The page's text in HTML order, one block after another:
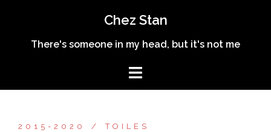
contenu
Chez Stan
There's someone in my head, but it's not me
2015-2020 TOILES